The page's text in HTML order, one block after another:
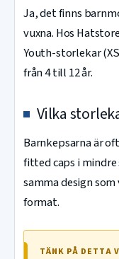
Ja, det finns
vuxna. Hos
Youth-storlekar
från 4 till 12 år.
Vilka
Barnkepsarna är
fitted caps i mindre
samma design
format.
TÄNK PÅ DETTA